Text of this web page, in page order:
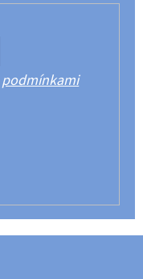
podmínkami